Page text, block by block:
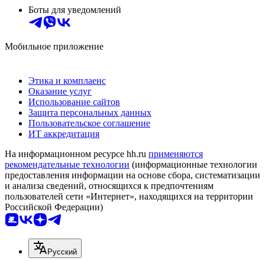
Боты для уведомлений
Мобильное приложение
Этика и комплаенс
Оказание услуг
Использование сайтов
Защита персональных данных
Пользовательское соглашение
ИТ аккредитация
На информационном ресурсе hh.ru применяются
рекомендательные технологии (информационные технологии
предоставления информации на основе сбора, систематизации
и анализа сведений, относящихся к предпочтениям
пользователей сети «Интернет», находящихся на территории
Российской Федерации)
Русский